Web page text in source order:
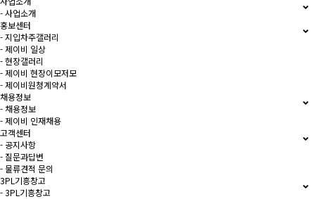
- 사업소개
홍보센터
- 지입차주갤러리
- 제이비 일상
- 현장갤러리
- 제이비 현장이모저모
- 제이비원청계약서
채용정보
- 채용정보
- 제이비 인재채용
고객센터
- 공지사항
- 질문과답변
- 물류견적 문의
3PL기흥창고
- 3PL기흥창고